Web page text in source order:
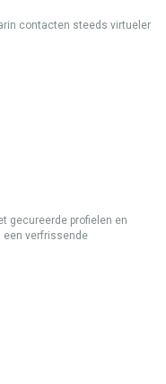
contacten steeds virtueler
gecureerde profielen en
een verfrissende